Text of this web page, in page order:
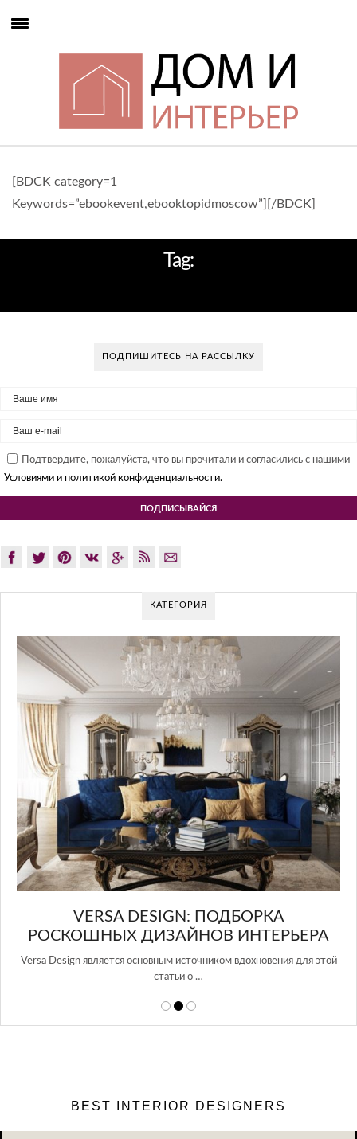
[BDCK category=1
Keywords=”ebookevent,ebooktopidmoscow”][/BDCK]
Tag:
ПОДПИШИТЕСЬ НА РАССЫЛКУ
Подтвердите, пожалуйста, что вы прочитали и согласились с нашими
Условиями и политикой конфиденциальности.
КАТЕГОРИЯ
DESIGN: ПОДБОРКА
ДИЗАЙНОВ ИНТЕРЬЕРА
основным источником вдохновения для этой
GLAZOV
Glazov Design
BEST INTERIOR DESIGNERS